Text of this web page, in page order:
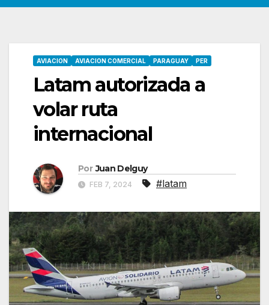
AVIACION AVIACION COMERCIAL PARAGUAY PER
Latam autorizada a
volar ruta
internacional
Por Juan Delguy
FEB 7, 2024 #latam